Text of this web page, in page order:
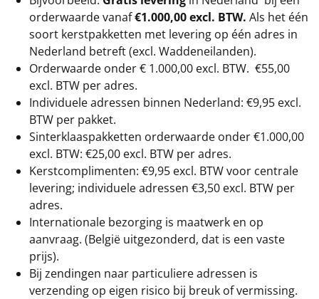
orderwaarde vanaf€1.000,00 excl. BTW. Als het één
soort kerstpakketten met levering op één adres in
Nederland betreft (excl. Waddeneilanden).
Orderwaarde onder € 1.000,00 excl. BTW. €55,00
excl. BTW per adres.
Individuele adressen binnen Nederland: €9,95 excl.
BTW per pakket.
Sinterklaaspakketten orderwaarde onder €1.000,00
excl. BTW: €25,00 excl. BTW per adres.
Kerstcomplimenten: €9,95 excl. BTW voor centrale
levering; individuele adressen €3,50 excl. BTW per
adres.
Internationale bezorging is maatwerk en op
aanvraag. (België uitgezonderd, dat is een vaste
prijs).
Bij zendingen naar particuliere adressen is
verzending op eigen risico bij breuk of vermissing.